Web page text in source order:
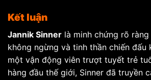
Kết luận
Jannik Sinner là minh chứng rõ
không ngừng và tinh thần chiến đấu
một vận động viên trượt tuyết trẻ
hàng đầu thế giới, Sinner đã truyền